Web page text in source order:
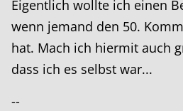
Eigentlich wollte ich einen
wenn jemand den 50.
hat. Mach ich hiermit auch
dass ich es selbst war...
--